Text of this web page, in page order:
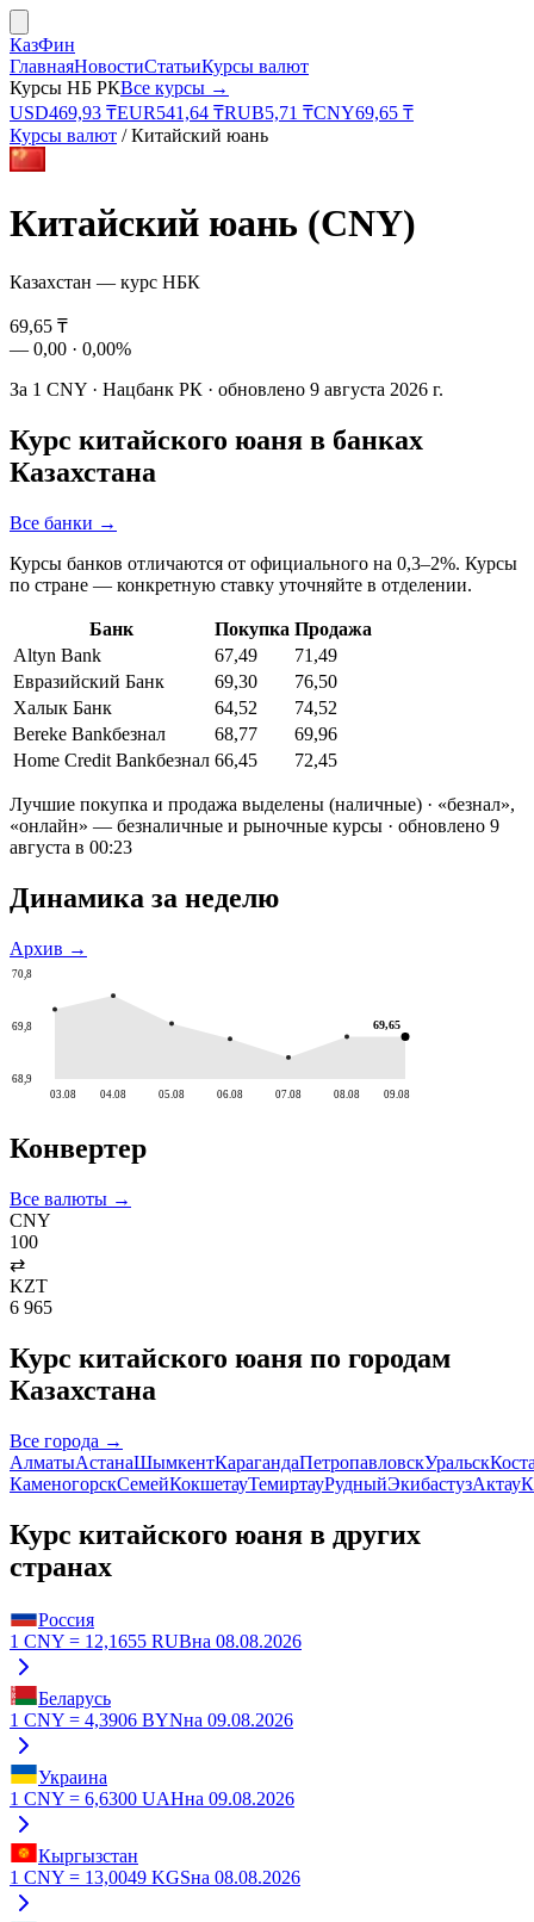
КазФин
ГлавнаяНовостиСтатьиКурсы валют
Курсы НБ РКВсе курсы →
USD469,93 ₸EUR541,64 ₸RUB5,71 ₸CNY69,65 ₸
Курсы валют /Китайский юань
Китайский юань (CNY)
Казахстан — курс НБК
69,65 ₸
— 0,00 · 0,00%
За 1 CNY · Нацбанк РК · обновлено 9 августа 2026 г.
Курс китайского юаня в банках
Казахстана
Все банки →
Курсы банков отличаются от официального на 0,3–2%. Курсы
по стране — конкретную ставку уточняйте в отделении.
Банк Покупка Продажа
Altyn Bank
67,49
71,49
Евразийский Банк
69,30
76,50
Халык Банк
64,52
74,52
Bereke Bankбезнал 68,77
69,96
Home Credit Bankбезнал 66,45 72,45
Лучшие покупка и продажа выделены (наличные) · «безнал»,
«онлайн» — безналичные и рыночные курсы · обновлено 9
августа в 00:23
Динамика за неделю
Архив →
70,8
69,8
68,9
69,65
03.08 04.08 05.08 06.08 07.08 08.08 09.08
Конвертер
Все валюты →
CNY
100
⇄
KZT
6 965
Курс китайского юаня по городам
Казахстана
Все города →
АлматыАстанаШымкентКарагандаПетропавловскУральск
КаменогорскСемейКокшетауТемиртауРудныйЭкибастузАктау
Курс китайского юаня в других
странах
Россия
1 CNY = 12,1655 RUBна 08.08.2026
Беларусь
1 CNY = 4,3906 BYNна 09.08.2026
Украина
1 CNY = 6,6300 UAHна 09.08.2026
Кыргызстан
1 CNY = 13,0049 KGSна 08.08.2026